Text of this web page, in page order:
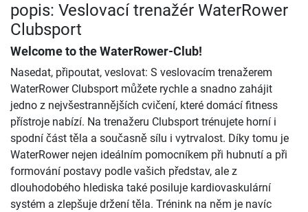
popis: Veslovací trenažér WaterRower
Clubsport
Welcome to the WaterRower-Club!
Nasedat, připoutat, veslovat: S veslovacím trenažerem
WaterRower Clubsport můžete rychle a snadno zahájit
jedno z nejvšestrannějších cvičení, které domácí fitness
přístroje nabízí. Na trenažeru Clubsport trénujete horní i
spodní část těla a současně sílu i vytrvalost. Díky tomu je
WaterRower nejen ideálním pomocníkem při hubnutí a při
formování postavy podle vašich představ, ale z
dlouhodobého hlediska také posiluje kardiovaskulární
systém a zlepšuje držení těla. Trénink na něm je navíc